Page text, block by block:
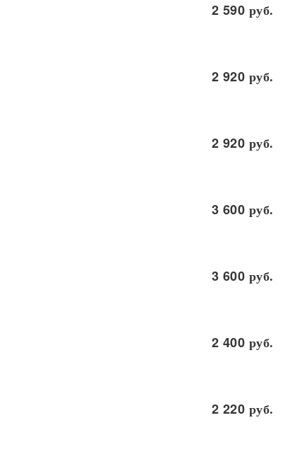
2 590 руб.
2 920 руб.
2 920 руб.
3 600 руб.
3 600 руб.
2 400 руб.
2 220 руб.